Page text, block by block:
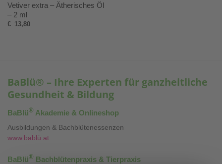
Vetiver extra – Ätherisches Öl
– 2 ml
€ 13,80
BaBlü® – Ihre Experten für ganzheitliche
Gesundheit & Bildung
BaBlü® Akademie & Onlineshop
Ausbildungen & Bachblütenessenzen
www.bablü.at
BaBlü® Bachblütenpraxis & Tierpraxis